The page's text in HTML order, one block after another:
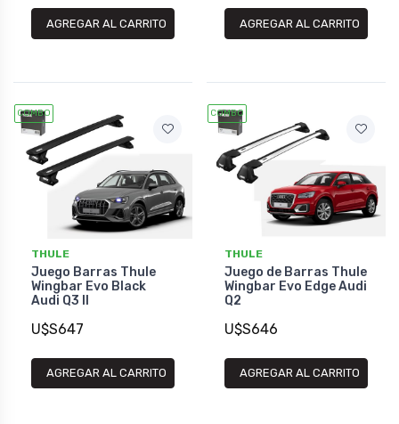
AGREGAR AL CARRITO AGREGAR AL CARRITO
COMBO
THULE
Juego Barras Thule
Wingbar Evo Black
Audi Q3 II
U$S647
AGREGAR AL CARRITO
COMBO
THULE
Juego de Barras Thule
Wingbar Evo Edge Audi
Q2
U$S646
AGREGAR AL CARRITO